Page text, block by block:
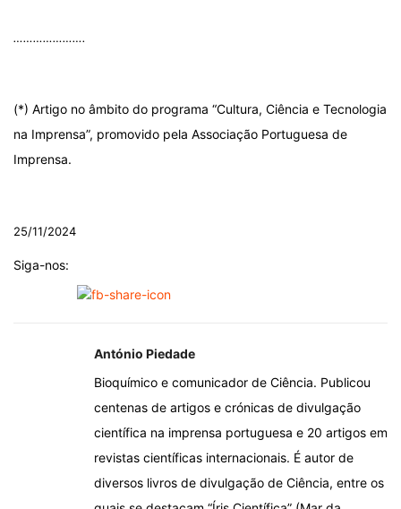
………………….
(*) Artigo no âmbito do programa “Cultura, Ciência e Tecnologia
na Imprensa”, promovido pela Associação Portuguesa de
Imprensa.
25/11/2024
Siga-nos:
António Piedade
Bioquímico e comunicador de Ciência. Publicou
centenas de artigos e crónicas de divulgação
científica na imprensa portuguesa e 20 artigos em
revistas científicas internacionais. É autor de
diversos livros de divulgação de Ciência, entre os